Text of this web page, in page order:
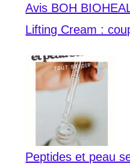
Avis BOH
Lifting Cream :
Peptides et peau